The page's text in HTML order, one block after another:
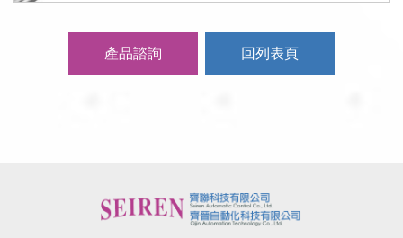
產品諮詢 回列表頁